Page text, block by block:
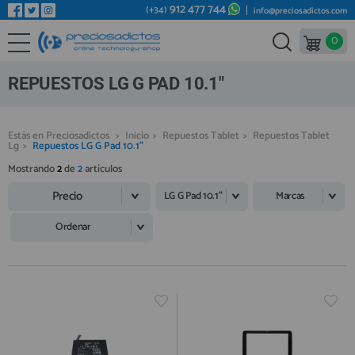
REPUESTOS MÓVILES
REPUESTOS TABLET
REPUESTOS VIDEOCONSOLAS
REPUESTOS MACBOOK
REPUESTOS OTROS DISPOSITIVOS
REPUESTOS PORTÁTILES
IC CHIP / FPC
MÓVILES REACONDICIONADOS
Bienvenid@ otra vez
YA SOY CLIENTE
Regístrate en un momento
¿ERES NUEVO?
(+34) 912 477 744 info@preciosadictos.com
0
REPUESTOS LG G PAD 10.1"
Estás en Preciosadictos > Inicio > Repuestos Tablet > Repuestos Tablet
Lg > Repuestos LG G Pad 10.1"
Mostrando2de2artículos
Precio LG G Pad 10.1"
Marcas
Ordenar